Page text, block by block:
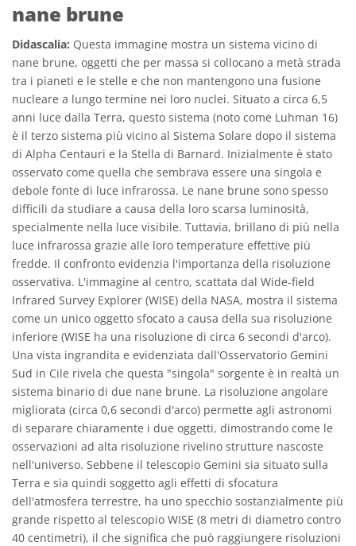
nane brune
Didascalia: Questa immagine mostra un sistema vicino di
nane brune, oggetti che per massa si collocano a metà strada
tra i pianeti e le stelle e che non mantengono una fusione
nucleare a lungo termine nei loro nuclei. Situato a circa 6,5
anni luce dalla Terra, questo sistema (noto come Luhman 16)
è il terzo sistema più vicino al Sistema Solare dopo il sistema
di Alpha Centauri e la Stella di Barnard. Inizialmente è stato
osservato come quella che sembrava essere una singola e
debole fonte di luce infrarossa. Le nane brune sono spesso
difficili da studiare a causa della loro scarsa luminosità,
specialmente nella luce visibile. Tuttavia, brillano di più nella
luce infrarossa grazie alle loro temperature effettive più
fredde. Il confronto evidenzia l'importanza della risoluzione
osservativa. L'immagine al centro, scattata dal Wide-field
Infrared Survey Explorer (WISE) della NASA, mostra il sistema
come un unico oggetto sfocato a causa della sua risoluzione
inferiore (WISE ha una risoluzione di circa 6 secondi d'arco).
Una vista ingrandita e evidenziata dall'Osservatorio Gemini
Sud in Cile rivela che questa "singola" sorgente è in realtà un
sistema binario di due nane brune. La risoluzione angolare
migliorata (circa 0,6 secondi d'arco) permette agli astronomi
di separare chiaramente i due oggetti, dimostrando come le
osservazioni ad alta risoluzione rivelino strutture nascoste
nell'universo. Sebbene il telescopio Gemini sia situato sulla
Terra e sia quindi soggetto agli effetti di sfocatura
dell'atmosfera terrestre, ha uno specchio sostanzialmente più
grande rispetto al telescopio WISE (8 metri di diametro contro
40 centimetri), il che significa che può raggiungere risoluzioni